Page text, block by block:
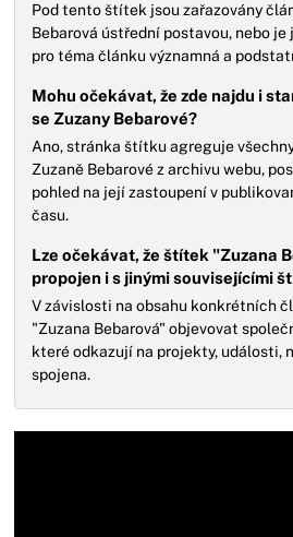
Pod tento štítek jsou zařazovány
Bebarová ústřední postavou, nebo
pro téma článku významná a
Mohu očekávat, že zde najdu i
se Zuzany Bebarové?
Ano, stránka štítku agreguje
Zuzaně Bebarové z archivu webu,
pohled na její zastoupení v
času.
Lze očekávat, že štítek "Zuzana
propojen i s jinými souvisejícími
V závislosti na obsahu konkrétních
"Zuzana Bebarová" objevovat
které odkazují na projekty, události,
spojena.